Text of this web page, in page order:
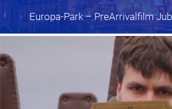
Europa-Park– PreArrivalfilm